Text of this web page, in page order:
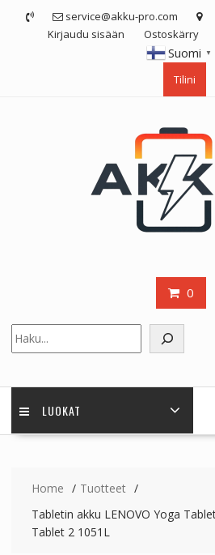
service@akku-pro.com
Kirjaudu sisään
Ostoskärry
Suomi ▼
Tilini
0
LUOKAT
Home
Tuotteet
Tabletin akku LENOVO Yoga
Tablet 2 1051L